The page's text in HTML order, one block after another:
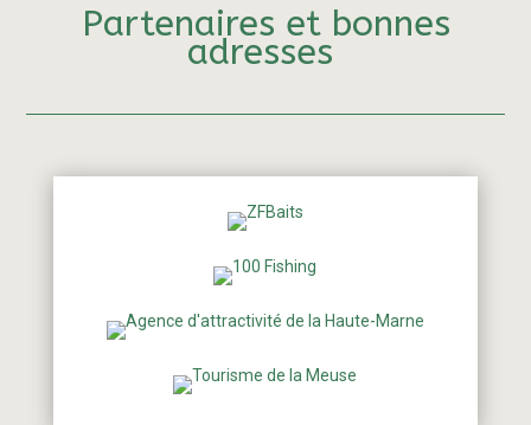
Partenaires et bonnes
adresses